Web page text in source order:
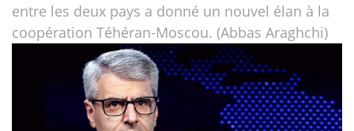
entre les deux pays a donné un nouvel élan à la
coopération Téhéran-Moscou. (Abbas Araghchi)